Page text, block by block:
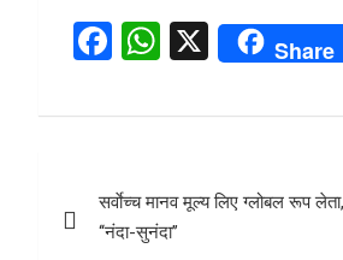
F
ce
o
o
W
at
A
p
X Share
navigation
सर्वाेच्च मानव मूल्य लिए ग्लोबल रूप
‘‘नंदा-सुनंदा’’